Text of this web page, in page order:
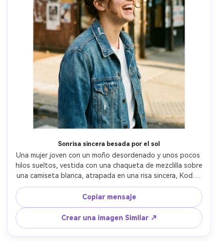
Sonrisa sincera besada por el sol
Una mujer joven con un moño desordenado y unos pocos
hilos sueltos, vestida con una chaqueta de mezclilla sobre
una camiseta blanca, atrapada en una risa sincera, Kodak
Gold 200 35 mm vibe de escaneo de película con reflejos
cálidos y grano visible, Nikon FM2+50 mm sensación,
primer plano medio, composición fuera del centro, al aire
libre cerca de una tienda de la esquina, estado de ánimo
alegre, textura de la piel realista, sombras naturales,
suavidad sutil de la lente, alta resolución- -ar 4:5
Copiar mensaje
Crear una imagen Similar ↗